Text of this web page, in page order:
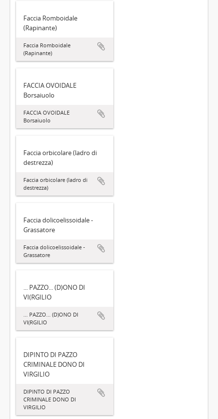
Faccia Romboidale
(Rapinante)
Faccia Romboidale
(Rapinante)
FACCIA OVOIDALE
Borsaiuolo
FACCIA OVOIDALE
Borsaiuolo
Faccia orbicolare (ladro di
destrezza)
Faccia orbicolare (ladro di
destrezza)
Faccia dolicoelissoidale -
Grassatore
Faccia dolicoelissoidale -
Grassatore
... PAZZO... (D)ONO DI
VI(RGILIO
... PAZZO... (D)ONO DI
VI(RGILIO
DIPINTO DI PAZZO
CRIMINALE DONO DI
VIRGILIO
DIPINTO DI PAZZO
CRIMINALE DONO DI
VIRGILIO